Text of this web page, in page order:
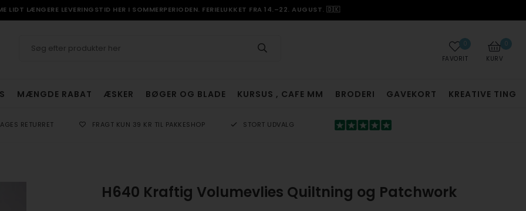
LIDT LÆNGERE LEVERINGSTID HER I SOMMERPERIODEN. FERIELUKKET FRA 14.–22. AUGUST. 🇩🇰
0
KURV
0
FAVORIT
MÆNGDE RABAT ÆSKER BØGER OG BLADE KURSUS , CAFE MM BRODERI GAVEKORT KREATIVE TING
RETURRET FRAGT KUN 39 KR TIL PAKKESHOP STORT UDVALG
H640 Kraftig Volumevlies Quiltning og Patchwork